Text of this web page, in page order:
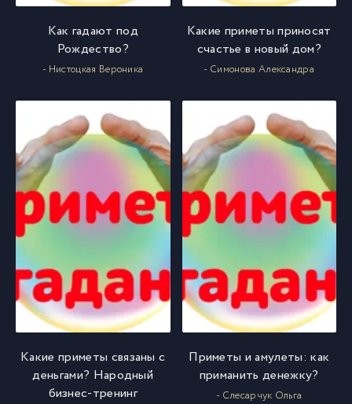
Как гадают под
Рождество?
- Нистоцкая Вероника
Какие приметы приносят
счастье в новый дом?
- Симонова Александра
Какие приметы связаны с
деньгами? Народный
бизнес-тренинг
Приметы и амулеты: как
приманить денежку?
- Слесарчук Ольга